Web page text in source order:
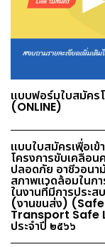
แบบฟอร์มใบสมัคร
(ONLINE)
แบบใบสมัครเพื่อเข้
โครงการขับเคลื่อน
ปลอดภัย อาชีวอนา
สภาพแวดล้อมในกา
ในงานที่มีการประส
(งานขนส่ง) (Safe
Transport Safe
ประจำปี ๒๕๖๖